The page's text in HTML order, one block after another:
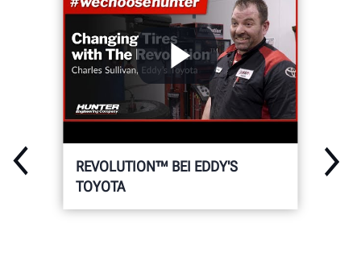
REVOLUTION™ BEI EDDY'S
TOYOTA